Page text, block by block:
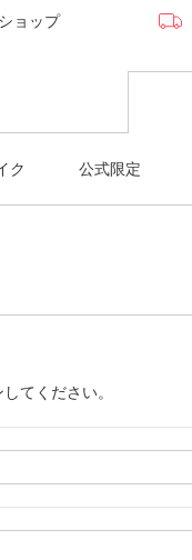
ョップ
ク 公式限定
てください。